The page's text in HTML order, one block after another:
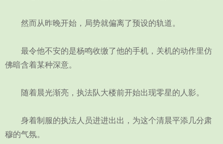
然而从昨晚开始，局势就偏离了预设的轨道。
最令他不安的是杨鸣收缴了他的手机，关机的动作里仿
佛暗含着某种深意。
随着晨光渐亮，执法队大楼前开始出现零星的人影。
身着制服的执法人员进进出出，为这个清晨平添几分肃
穆的气氛。